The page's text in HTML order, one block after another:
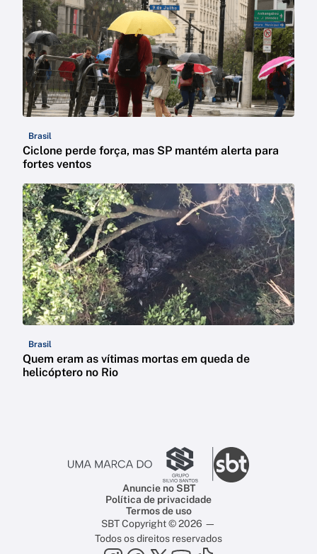
Brasil
Ciclone perde força, mas SP mantém alerta para
fortes ventos
Brasil
Quem eram as vítimas mortas em queda de
helicóptero no Rio
Anuncie no SBT
Política de privacidade
Termos de uso
SBT Copyright © 2026 —
Todos os direitos reservados